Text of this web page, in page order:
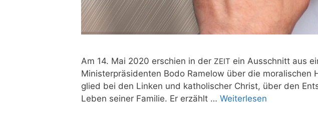
Am 14. Mai 2020 erschien in der ZEIT ein Aus­schnitt aus
Minis­ter­prä­si­den­ten Bodo Rame­low über die
glied bei den Lin­ken und katho­li­scher Christ, über den
Leben sei­ner Fami­lie. Er erzählt … Wei­ter­le­sen